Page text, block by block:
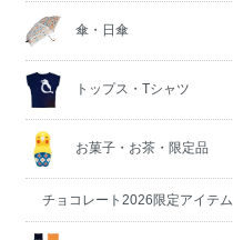
傘・日傘
トップス・Tシャツ
お菓子・お茶・限定品
チョコレート2026限定アイテム